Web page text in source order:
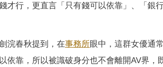
才行，更直言「只有錢可以依靠」、「銀
浣春秋提到，在事務所眼中，這群女優通
依靠，所以被識破身分也不會離開AV界，